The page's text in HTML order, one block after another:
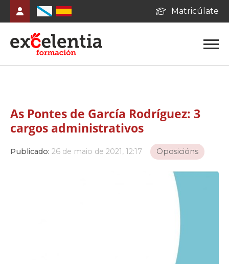
Matricúlate
As Pontes de García Rodríguez: 3
cargos administrativos
Publicado: 26 de maio de 2021, 12:17 Oposicións